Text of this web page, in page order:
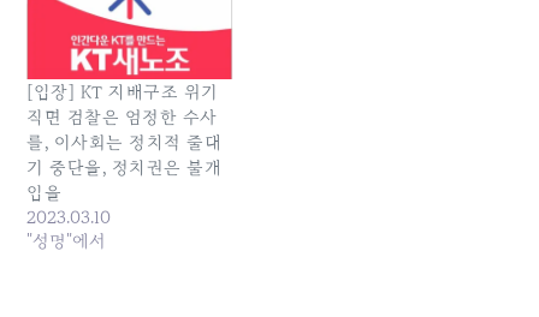
[입장] KT 지배구조 위기
직면 검찰은 엄정한 수사
를, 이사회는 정치적 줄대
기 중단을, 정치권은 불개
입을
2023.03.10
"성명"에서